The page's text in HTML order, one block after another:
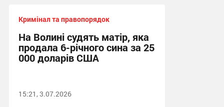
Кримінал та правопорядок
На Волині судять матір, яка
продала 6-річного сина за 25
000 доларів США
15:21, 3.07.2026